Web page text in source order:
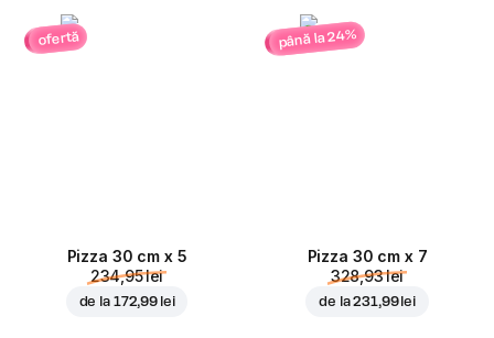
ofertă
Pizza 30 cm x 5
234,95 lei
de la 172,99 lei
până la 24%
Pizza 30 cm x 7
328,93 lei
de la231,99 lei